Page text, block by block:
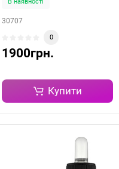
В наявності
30707
0
1900грн.
Купити